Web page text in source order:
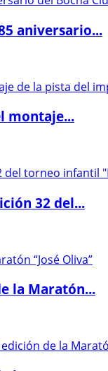
aniversario...
montaje...
32 del...
la Maratón...